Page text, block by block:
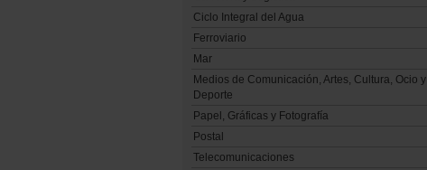
Ciclo Integral del Agua
Ferroviario
Mar
Medios de Comunicación, Artes, Cultura, Ocio y
Deporte
Papel, Gráficas y Fotografía
Postal
Telecomunicaciones